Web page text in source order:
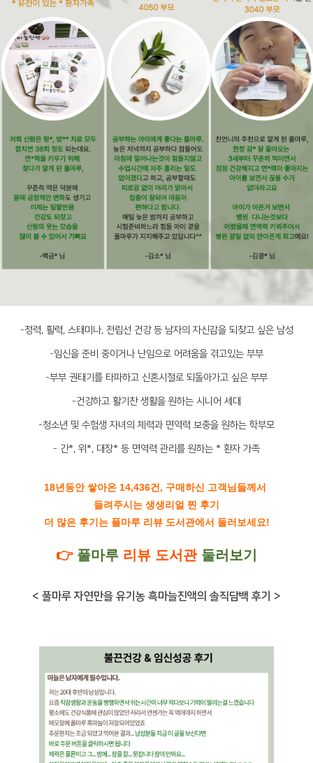
-정력, 활력, 스태미나, 전립선 건강 등 남자의 자신감을 되찾고 싶은 남성
-임신을 준비 중이거나 난임으로 어려움을 겪고있는 부부
-부부 권태기를 타파하고 신혼시절로 되돌아가고 싶은 부부
-건강하고 활기찬 생활을 원하는 시니어 세대
-청소년 및 수험생 자녀의 체력과 면역력 보충을 원하는 학부모
- 간*, 위*, 대장* 등 면역력 관리를 원하는 * 환자 가족
18년동안 쌓아온 14,436건, 구매하신 고객님들께서
들려주시는 생생리얼 찐 후기
더 많은 후기는 풀마루 리뷰 도서관에서 둘러보세요!
👉 풀마루 리뷰 도서관 둘러보기
< 풀마루 자연만을 유기농 흑마늘진액의 솔직담백 후기 >